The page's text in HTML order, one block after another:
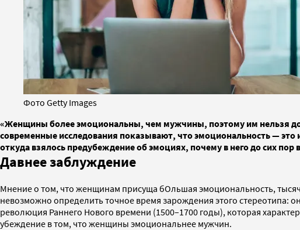
Фото Getty Images
«Женщины более эмоциональны, чем мужчины, поэтому им нельзя
современные исследования показывают, что эмоциональность — это
откуда взялось предубеждение об эмоциях, почему в него до сих
Давнее заблуждение
Мнение о том, что женщинам присуща бОльшая эмоциональность,
невозможно определить точное время зарождения этого стереотипа:
революция Раннего Нового времени (1500–1700 годы), которая
убеждение в том, что женщины эмоциональнее мужчин.